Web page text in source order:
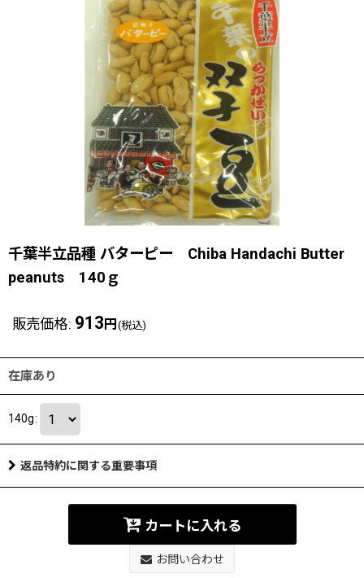
千葉半立品種 バターピー Chiba Handachi Butter
peanuts 140ｇ
販売価格: 913 円 (税込)
在庫あり
140g:
返品特約に関する重要事項
カートに入れる
お問い合わせ